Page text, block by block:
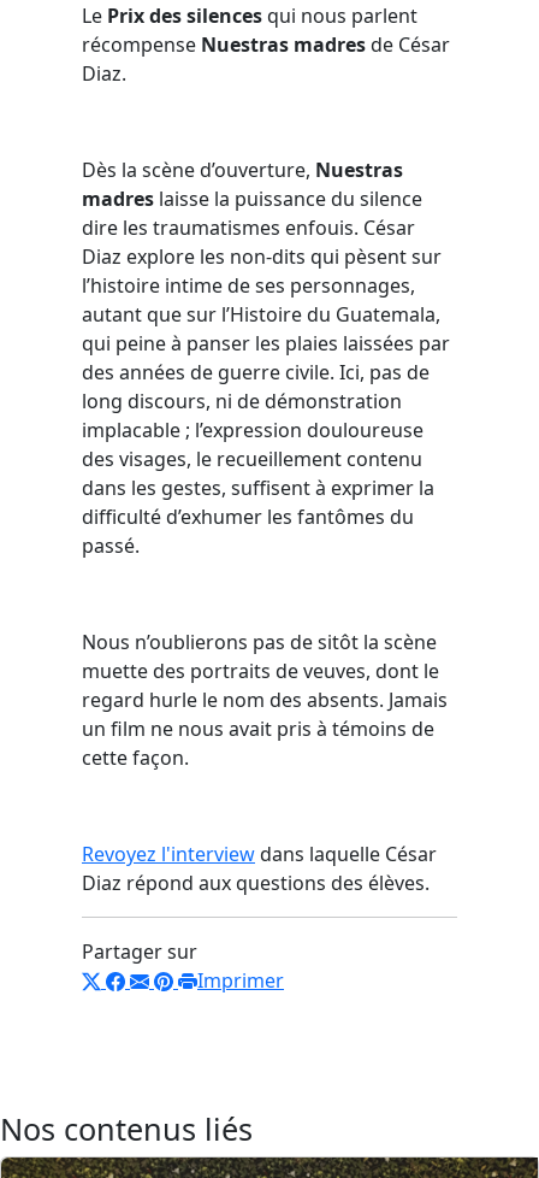
Le Prix des silencesqui nous parlent
récompense Nuestras madresde César
Diaz.
Dès la scène d’ouverture, Nuestras
madres laisse la puissance du silence
dire les traumatismes enfouis. César
Diaz explore les non-dits qui pèsent sur
l’histoire intime de ses personnages,
autant que sur l’Histoire du Guatemala,
qui peine à panser les plaies laissées par
des années de guerre civile. Ici, pas de
long discours, ni de démonstration
implacable ; l’expression douloureuse
des visages, le recueillement contenu
dans les gestes, suffisent à exprimer la
difficulté d’exhumer les fantômes du
passé.
Nous n’oublierons pas de sitôt la scène
muette des portraits de veuves, dont le
regard hurle le nom des absents. Jamais
un film ne nous avait pris à témoins de
cette façon.
Revoyez l'interviewdans laquelle César
Diaz répond aux questions des élèves.
Partager sur
Imprimer
Nos contenus liés